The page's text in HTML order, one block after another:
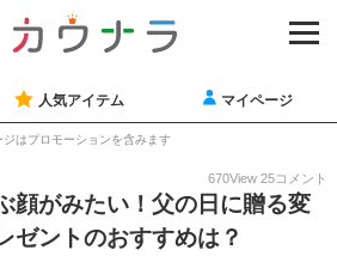
人気アイテム マイページ
ジはプロモーションを含みます
670View 25コメント
顔がみたい！父の日に贈る変
ゼントのおすすめは？